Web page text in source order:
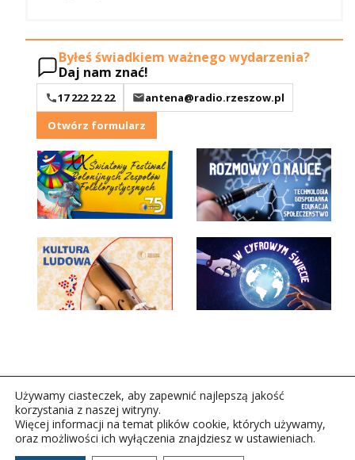
Byłeś świadkiem ważnego wydarzenia?
Daj nam znać!
17 222 22 22
antena@radio.rzeszow.pl
Otwórz formularz
Copyright © 2026Polskie Radio Rzeszów S.A. w likwidacj.
Używamy ciasteczek, aby zapewnić najlepszą jakość
korzystania z naszej witryny.
Więcej informacji na temat plików cookie, których używamy,
oraz możliwości ich wyłączenia znajdziesz w ustawieniach.